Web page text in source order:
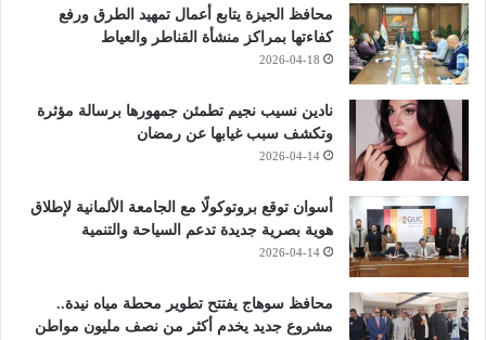
محافظ الجيزة يتابع أعمال تمهيد الطرق ورفع
كفاءتها بمراكز منشأة القناطر والعياط
2026-04-18
نادين نسيب نجيم تطمئن جمهورها برسالة مؤثرة
وتكشف سبب غيابها عن رمضان
2026-04-14
أسوان توقع بروتوكولًا مع الجامعة الألمانية لإطلاق
هوية بصرية جديدة تدعم السياحة والتنمية
2026-04-14
محافظ سوهاج يفتتح تطوير محطة مياه نيدة..
مشروع جديد يخدم أكثر من نصف مليون مواطن